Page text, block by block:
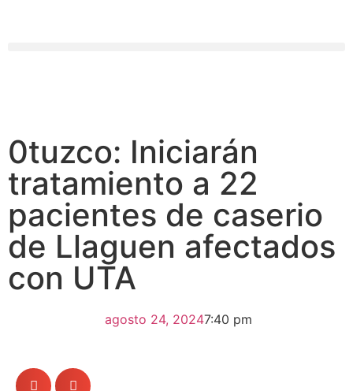
0tuzco: Iniciarán
tratamiento a 22
pacientes de caserio
de Llaguen afectados
con UTA
agosto 24, 20247:40 pm